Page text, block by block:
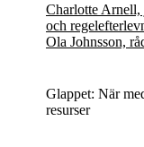
Charlotte
och
Ola Johnsson,
Glappet: När
resurser